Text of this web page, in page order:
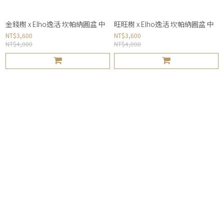
金錢樹 x Elho逸活 坎帕納圓盆 中
NT$3,600
NT$4,000
旺旺樹 x Elho逸活 坎帕納圓盆 中
NT$3,600
NT$4,000